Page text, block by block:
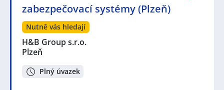
zabezpečovací systémy (Plzeň)
Nutně vás hledají
H&B Group s.r.o.
Plzeň
Plný úvazek